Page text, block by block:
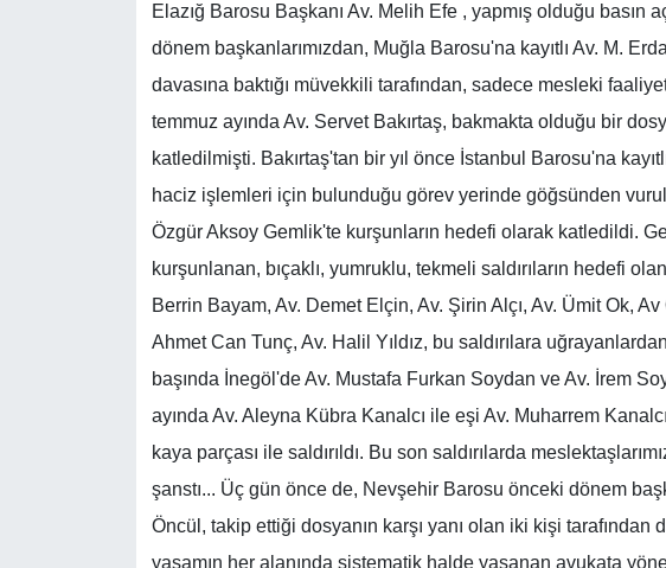
Elazığ Barosu Başkanı Av. Melih Efe , yapmış olduğu basın
dönem başkanlarımızdan, Muğla Barosu'na kayıtlı Av. M.
davasına baktığı müvekkili tarafından, sadece mesleki
temmuz ayında Av. Servet Bakırtaş, bakmakta olduğu bir
katledilmişti. Bakırtaş'tan bir yıl önce İstanbul Barosu'na
haciz işlemleri için bulunduğu görev yerinde göğsünden
Özgür Aksoy Gemlik'te kurşunların hedefi olarak katledildi.
kurşunlanan, bıçaklı, yumruklu, tekmeli saldırıların hedefi
Berrin Bayam, Av. Demet Elçin, Av. Şirin Alçı, Av. Ümit Ok,
Ahmet Can Tunç, Av. Halil Yıldız, bu saldırılara
başında İnegöl'de Av. Mustafa Furkan Soydan ve Av. İrem
ayında Av. Aleyna Kübra Kanalcı ile eşi Av. Muharrem
kaya parçası ile saldırıldı. Bu son saldırılarda
şanstı... Üç gün önce de, Nevşehir Barosu önceki dönem
Öncül, takip ettiği dosyanın karşı yanı olan iki kişi tarafından
yaşamın her alanında sistematik halde yaşanan avukata